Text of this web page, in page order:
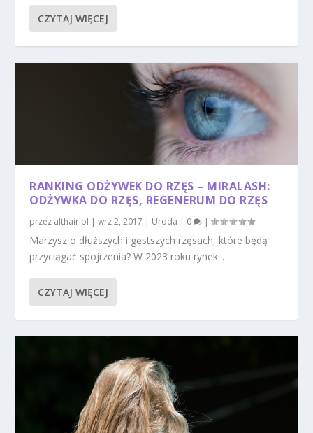
CZYTAJ WIĘCEJ
RANKING ODŻYWEK DO RZĘS – MIRALASH:
ODŻYWKA DO RZĘS, REGENERUM DO RZĘS
przez althair.pl |wrz 2, 2017 | Uroda | 0 |
Marzysz o dłuższych i gęstszych rzęsach, które będą
przyciągać spojrzenia? W 2023 roku rynek...
CZYTAJ WIĘCEJ